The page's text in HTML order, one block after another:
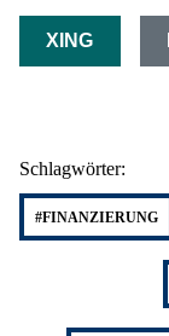
XING
Schlagwörter:
#FINANZIERUNG